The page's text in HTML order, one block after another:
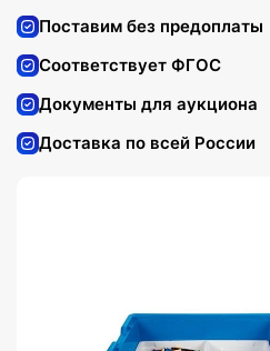
Поставим без предоплаты
Соответствует ФГОС
Документы для аукциона
Доставка по всей России